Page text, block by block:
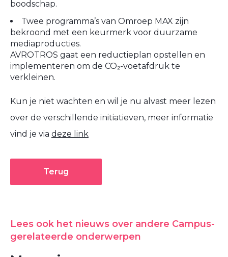
boodschap.
Twee programma’s van Omroep MAX zijn
bekroond met een keurmerk voor duurzame
mediaproducties.
AVROTROS gaat een reductieplan opstellen en
implementeren om de CO₂-voetafdruk te
verkleinen.
Kun je niet wachten en wil je nu alvast meer lezen
over de verschillende initiatieven, meer informatie
vind je via deze link
Terug
Lees ook het nieuws over andere Campus-
gerelateerde onderwerpen